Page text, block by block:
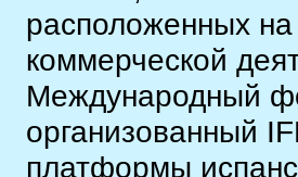
расположенных
коммерческой
Международный
организованный
платформы